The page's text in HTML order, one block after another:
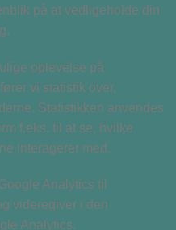
på at vedligeholde din
oplevelse på
vi statistik over,
Statistikken anvendes
f.eks. til at se, hvilke
interagerer med.
Analytics til
videregiver i den
Analytics.